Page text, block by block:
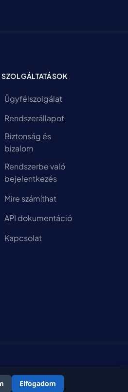
SZOLGÁLTATÁSOK
Ügyfélszolgálat
Rendszerállapot
Biztonság és
bizalom
Rendszerbe való
bejelentkezés
Mire számíthat
API dokumentáció
Kapcsolat
Cookie-szabályzat
Elfogadom